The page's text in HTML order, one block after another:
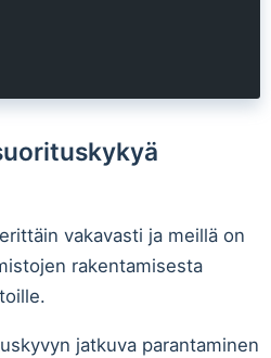
vakavasti ja meillä on
rakentamisesta
jatkuva parantaminen